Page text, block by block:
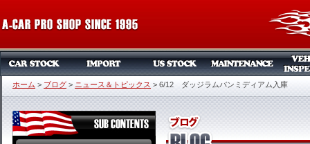
ホーム > ブログ > ニュース＆トピックス > 6/12 ダッジラムバンミディアム入庫